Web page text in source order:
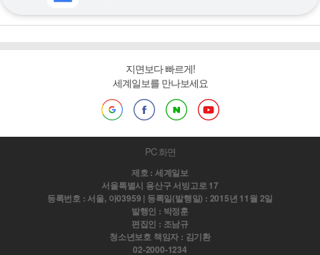
지면보다 빠르게!
세계일보를 만나보세요
PC 화면
제호 : 세계일보
서울특별시 용산구 서빙고로 17
등록번호 : 서울, 아03959 | 등록일(발행일) : 2015년 11월 2일
발행인 : 박정훈
편집인 : 조남규
청소년보호 책임자 : 김기환
02-2000-1234